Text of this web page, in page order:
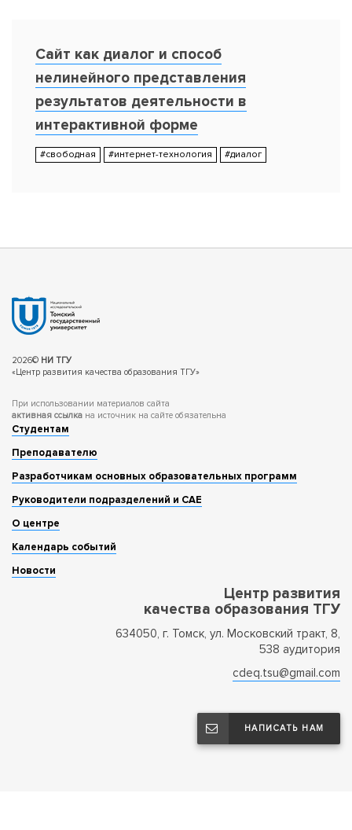
Сайт как диалог и способ
нелинейного представления
результатов деятельности в
интерактивной форме
#свободная #интернет-технология #диалог
Статус: Призер конкурса "Лучшие
«Сайтостроение» для бакалавров 2 курса
аудиторию с простой и продуктивной Интернет-
2026© НИ ТГУ
«Центр развития качества образования ТГУ»
При использовании материалов сайта
активная ссылка на источник на сайте обязательна
Студентам
Преподавателю
Разработчикам основных образовательных программ
Руководители подразделений и САЕ
О центре
Календарь событий
Новости
Центр развития
качества образования ТГУ
634050, г. Томск, ул. Московский тракт, 8,
538 аудитория
cdeq.tsu@gmail.com
НАПИСАТЬ НАМ